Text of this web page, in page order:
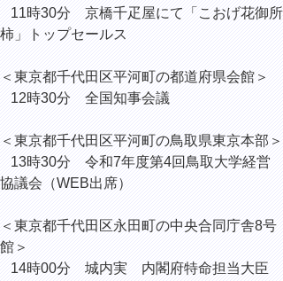
11時30分 京橋千疋屋にて「こおげ花御所
柿」トップセールス
＜東京都千代田区平河町の都道府県会館＞
12時30分 全国知事会議
＜東京都千代田区平河町の鳥取県東京本部＞
13時30分 令和7年度第4回鳥取大学経営
協議会（WEB出席）
＜東京都千代田区永田町の中央合同庁舎8号
館＞
14時00分 城内実 内閣府特命担当大臣